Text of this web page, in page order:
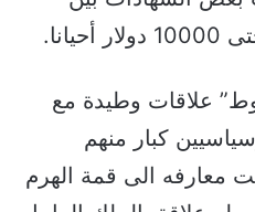
علاقات وطيدة مع
كبار منهم
معارفه الى قمة الهرم